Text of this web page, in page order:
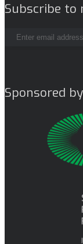
Subscribe
Sponsored